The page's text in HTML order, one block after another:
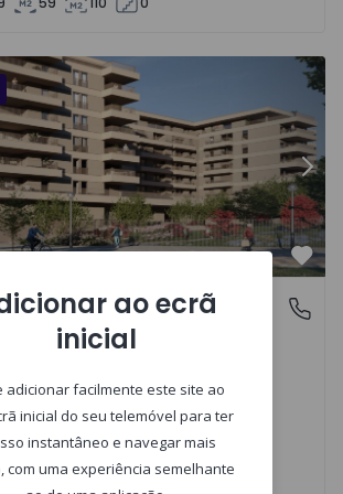
- 3
Porto JARDIM
Águas Santas, Porto
242.000 €
ao ecrã
inicial
adicionar facilmente este site ao
inicial do seu telemóvel para ter
instantâneo e navegar mais
com uma experiência semelhante